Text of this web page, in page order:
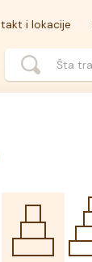
i lokacije